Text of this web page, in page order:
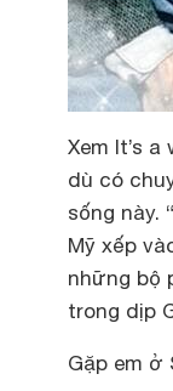
Xem It’s a
dù có
sống này.
Mỹ xếp
những bộ
trong dịp
Gặp em ở